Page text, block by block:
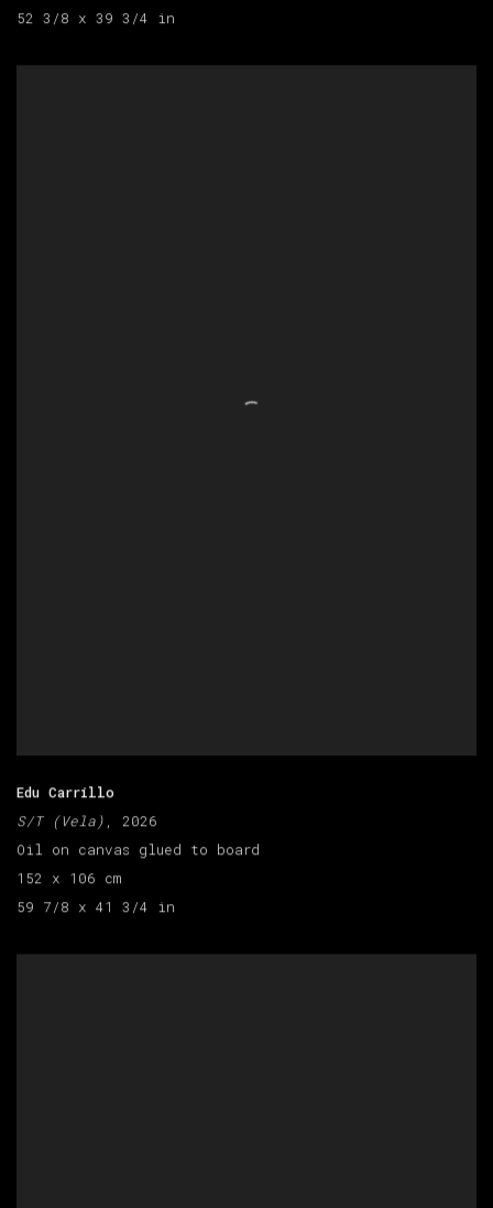
52 3/8 x 39 3/4 in
Edu Carrillo
S/T (Vela) , 2026
Oil on canvas glued to board
152 x 106 cm
59 7/8 x 41 3/4 in